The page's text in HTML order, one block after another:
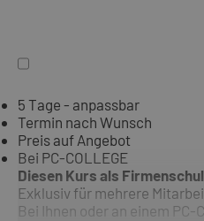
5 Tage - anpassbar
Termin nach Wunsch
Preis auf Angebot
Bei PC-COLLEGE
Diesen Kurs als
Exklusiv für mehrere
Bei Ihnen oder an einem